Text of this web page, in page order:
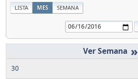
LISTA MES SEMANA
»
30